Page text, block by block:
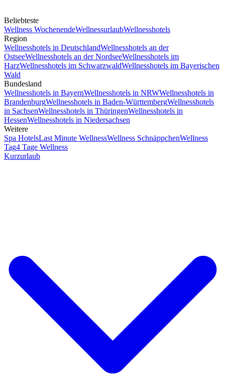
Beliebteste
Wellness WochenendeWellnessurlaubWellnesshotels
Region
Wellnesshotels in DeutschlandWellnesshotels an der
OstseeWellnesshotels an der NordseeWellnesshotels im
HarzWellnesshotels im SchwarzwaldWellnesshotels im Bayerischen
Wald
Bundesland
Wellnesshotels in BayernWellnesshotels in NRWWellnesshotels in
BrandenburgWellnesshotels in Baden-WürttembergWellnesshotels
in SachsenWellnesshotels in ThüringenWellnesshotels in
HessenWellnesshotels in Niedersachsen
Weitere
Spa HotelsLast Minute WellnessWellness SchnäppchenWellness
Tag4 Tage Wellness
Kurzurlaub